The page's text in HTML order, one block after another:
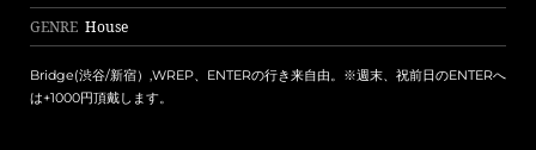
GENRE House
Bridge(渋谷/新宿）,WREP、ENTERの行き来自由。※週末、祝前日のENTERへ
は+1000円頂戴します。